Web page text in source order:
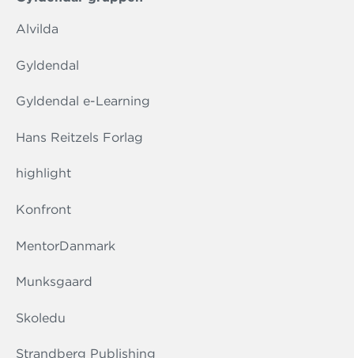
Alvilda
Gyldendal
Gyldendal e-Learning
Hans Reitzels Forlag
highlight
Konfront
MentorDanmark
Munksgaard
Skoledu
Strandberg Publishing